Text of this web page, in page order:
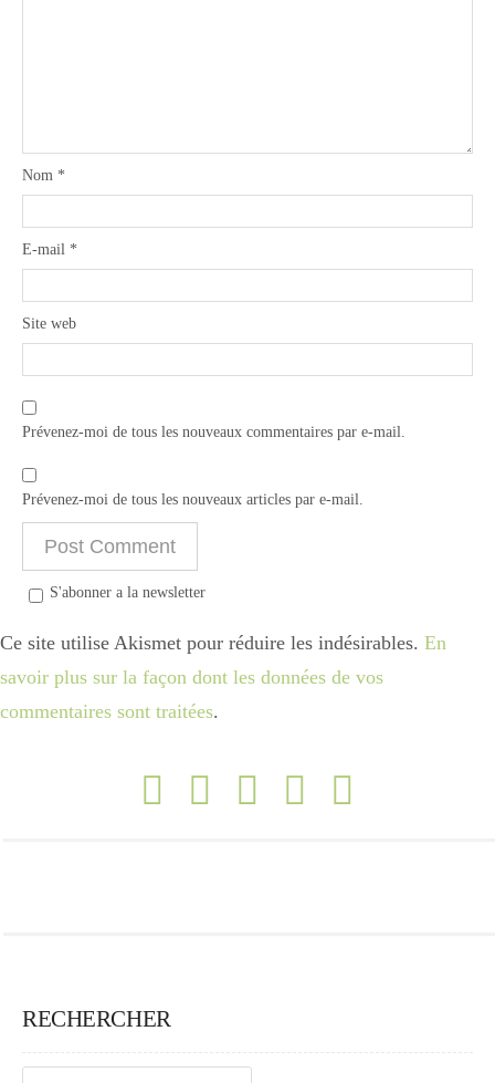
Nom *
E-mail *
Site web
Prévenez-moi de tous les nouveaux commentaires par e-mail.
Prévenez-moi de tous les nouveaux articles par e-mail.
S'abonner a la newsletter
Ce site utilise Akismet pour réduire les indésirables. En
savoir plus sur la façon dont les données de vos
commentaires sont traitées.
RECHERCHER